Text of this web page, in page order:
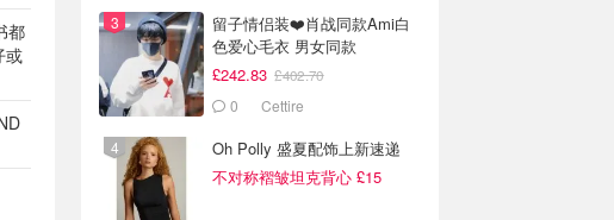
都
或
留子情侣装❤️肖战同款Ami白
色爱心毛衣 男女同款
£242.83 £402.70
0 Cettire
Oh Polly 盛夏配饰上新速递
不对称褶皱坦克背心 £15